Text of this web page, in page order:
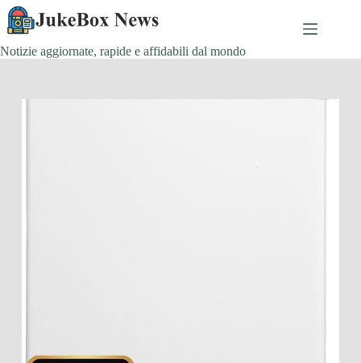
Salta
contenuto
Notizie aggiornate, rapide e affidabili dal mondo